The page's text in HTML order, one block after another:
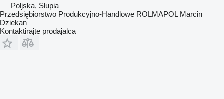
Poljska, Słupia
Przedsiębiorstwo Produkcyjno-Handlowe ROLMAPOL Marcin
Dziekan
Kontaktirajte prodajalca